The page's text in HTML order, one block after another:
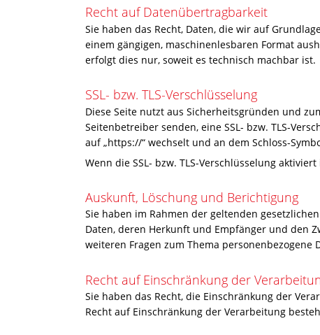
Recht auf Daten­übertrag­barkeit
Sie haben das Recht, Daten, die wir auf
einem gängigen, maschinenlesbaren Format
erfolgt dies nur, soweit es technisch machbar ist.
SSL- bzw. TLS-Verschlüsselung
Diese Seite nutzt aus Sicherheitsgründen und
Seitenbetreiber senden, eine SSL- bzw. TLS-
auf „https://“ wechselt und an dem Schloss-
Wenn die SSL- bzw. TLS-Verschlüsselung
Auskunft, Löschung und Berichtigung
Sie haben im Rahmen der geltenden
Daten, deren Herkunft und Empfänger und den
weiteren Fragen zum Thema
Recht auf Einschränkung der
Sie haben das Recht, die Einschränkung der
Recht auf Einschränkung der Verarbeitung